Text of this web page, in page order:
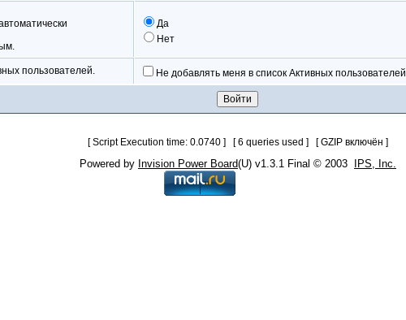
Да
Нет
пользователей. Не добавлять меня в список Активных пользователей
[ Script Execution time: 0.0740 ] [ 6 queries used ] [ GZIP включён ]
Powered by Invision Power Board(U) v1.3.1 Final © 2003 IPS, Inc.